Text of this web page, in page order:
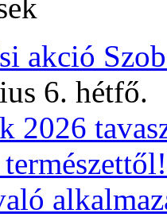
akció
6. hétfő.
2026